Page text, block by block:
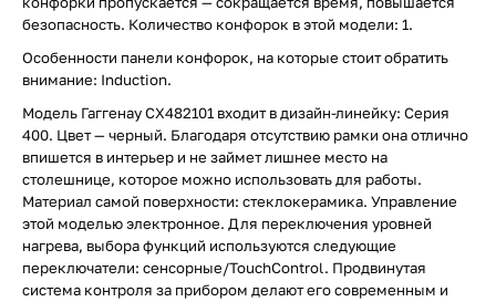
безопасность. Количество конфорок в этой модели: 1.
Особенности панели конфорок, на которые стоит обратить
внимание: Induction.
Модель Гаггенау CX482101 входит в дизайн-линейку: Серия
400. Цвет — черный. Благодаря отсутствию рамки она отлично
впишется в интерьер и не займет лишнее место на
столешнице, которое можно использовать для работы.
Материал самой поверхности: стеклокерамика. Управление
этой моделью электронное. Для переключения уровней
нагрева, выбора функций используются следующие
переключатели: сенсорные/TouchControl. Продвинутая
система контроля за прибором делают его современным и